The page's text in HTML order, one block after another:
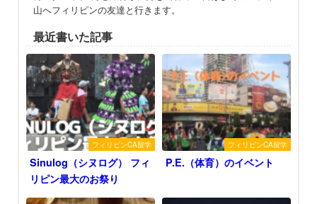
山へフィリピンの友達と行きます。
最近書いた記事
フィリピンCA留学
Sinulog（シヌログ） フィ
リピン最大のお祭り
フィリピンCA留学
P.E.（体育）のイベント